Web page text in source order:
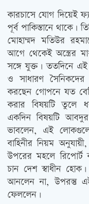
কারচাসে যোগ দিয়েই
পূর্ব পাকিস্তানে থাকে।
মোহাম্মদ মতিউর
আগে থেকেই অস্ত্রের
সঙ্গে যুক্ত। ততদিনে এই
ও সাধারণ সৈনিকদের
করছেন গোপনে যত
করার বিষয়টি তুলে
একদিন বিষয়টি
ভাবলেন, এই
বাহিনীর নিয়ম
উপরের মহলে রিপোর্ট
চান দেশ স্বাধীন
আনলেন না, উপরন্তু এই
ফেললেন।